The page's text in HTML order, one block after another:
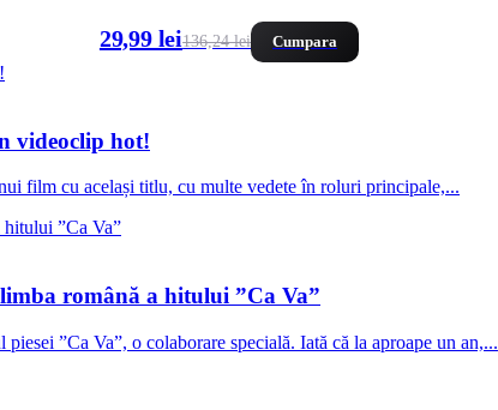
29,99 lei136,24 lei Cumpara
videoclip hot!
film cu același titlu, cu multe vedete în roluri principale,...
română a hitului ”Ca Va”
”Ca Va”, o colaborare specială. Iată că la aproape un an,...